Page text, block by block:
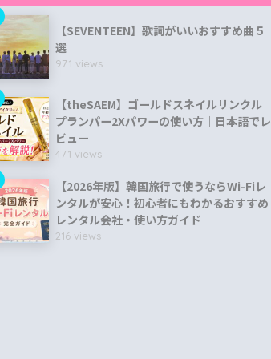
【SEVENTEEN】歌詞がいいおすすめ曲５
選
971 views
【theSAEM】ゴールドスネイルリンクル
プランパー2Xパワーの使い方｜日本語でレ
ビュー
471 views
【2026年版】韓国旅行で使うならWi-Fiレ
ンタルが安心！初心者にもわかるおすすめ
レンタル会社・使い方ガイド
216 views